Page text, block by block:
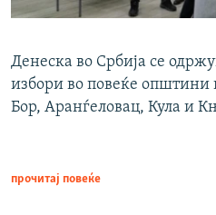
Денеска во Србија се
избори во повеќе општини
Бор, Аранѓеловац, Кула и
прочитај повеќе